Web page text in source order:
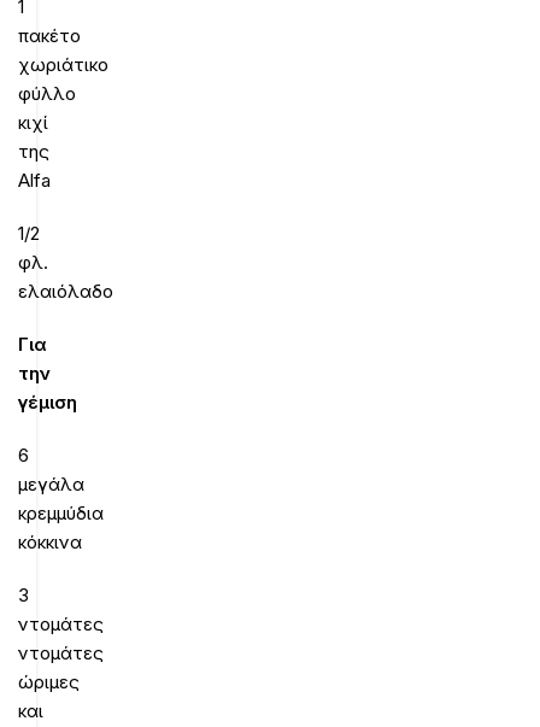
1
πακέτο
χωριάτικο
φύλλο
κιχί
της
Alfa
1/2
φλ.
ελαιόλαδο
Για
την
γέμιση
6
μεγάλα
κρεμμύδια
κόκκινα
3
ντομάτες
ντομάτες
ώριμες
και